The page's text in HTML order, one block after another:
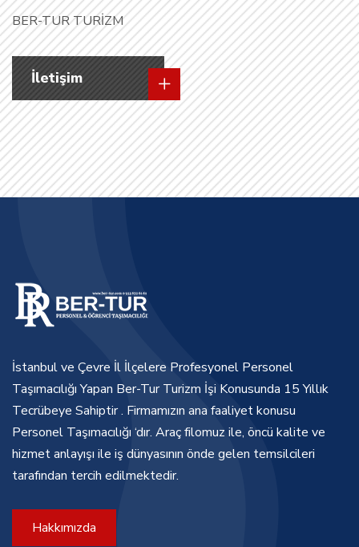
BER-TUR TURİZM
İletişim
İstanbul ve Çevre İl İlçelere Profesyonel Personel
Taşımacılığı Yapan Ber-Tur Turizm İşi Konusunda 15 Yıllık
Tecrübeye Sahiptir . Firmamızın ana faaliyet konusu
Personel Taşımacılığı ‘dır. Araç filomuz ile, öncü kalite ve
hizmet anlayışı ile iş dünyasının önde gelen temsilcileri
tarafından tercih edilmektedir.
Hakkımızda